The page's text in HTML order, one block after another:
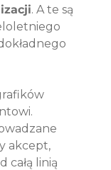
. A te są
akcept,
całą linią